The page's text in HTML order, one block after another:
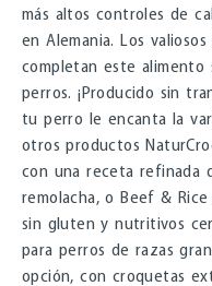
más altos controles de
en Alemania. Los
completan este alimento
perros. ¡Producido sin
tu perro le encanta la
otros productos
con una receta refinada
remolacha, oBeef & Rice
sin gluten y nutritivos
para perros de razas
opción, con croquetas